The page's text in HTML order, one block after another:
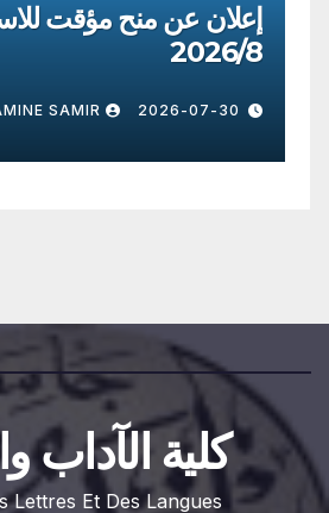
واستشارات
عن استشارة رقم 2026/10
2026-07-22
DAMINE SAMIR
كلية الآداب
Lettres Et Des Langues